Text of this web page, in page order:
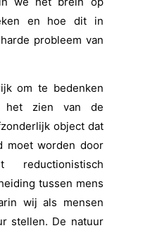
en hoe dit in
probleem van
om te bedenken
het zien van de
object dat
moet worden door
tussen mens
wij als mensen
stellen. De natuur